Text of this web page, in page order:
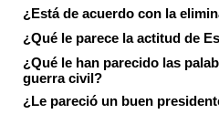
¿Está de acuerdo con la
¿Qué le parece la actitud de
¿Qué le han parecido las
guerra civil?
¿Le pareció un buen